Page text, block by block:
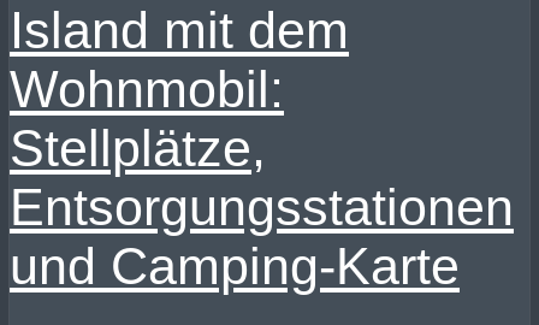
Island mit dem
Wohnmobil:
Stellplätze,
Entsorgungsstationen
und Camping-Karte